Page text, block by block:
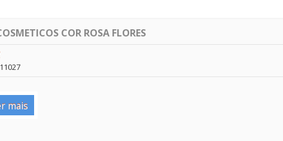
COR ROSA FLORES
mais